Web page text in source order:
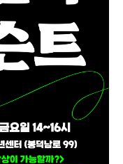
wirh
to a socializing